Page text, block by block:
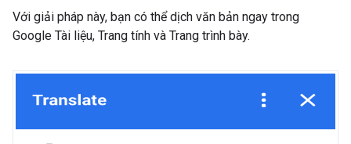
Với giải pháp này, bạn có thể dịch văn bản ngay trong
Google Tài liệu, Trang tính và Trang trình bày.